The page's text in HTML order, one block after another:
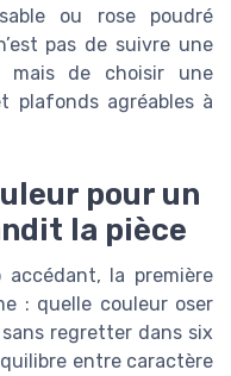
ou rose poudré
pas de suivre une
mais de choisir une
plafonds agréables à
pour un
la pièce
la première
: quelle couleur oser
regretter dans six
entre caractère